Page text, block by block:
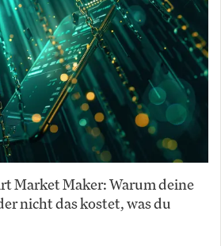
Market Maker: Warum deine
nicht das kostet, was du